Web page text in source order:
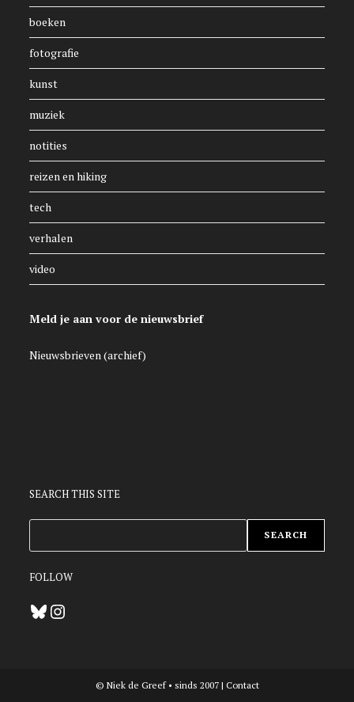
boeken
fotografie
kunst
muziek
notities
reizen en hiking
tech
verhalen
video
Meld je aan voor de nieuwsbrief
Nieuwsbrieven (archief)
SEARCH THIS SITE
SEARCH
FOLLOW
BlueskyInstagram
© Niek de Greef • sinds 2007 | Contact